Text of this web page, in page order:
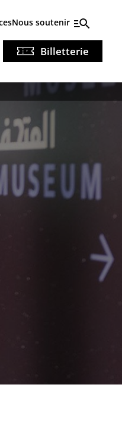
Nous soutenir
Billetterie